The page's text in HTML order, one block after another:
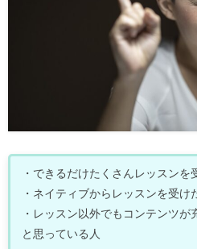
・できるだけたくさんレッスンを
・ネイティブからレッスンを受け
・レッスン以外でもコンテンツ
と思っている人